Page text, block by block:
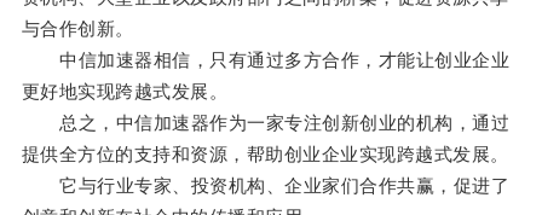
与合作创新。
中信加速器相信，只有通过多方合作，才能让创业企业
更好地实现跨越式发展。
总之，中信加速器作为一家专注创新创业的机构，通过
提供全方位的支持和资源，帮助创业企业实现跨越式发展。
它与行业专家、投资机构、企业家们合作共赢，促进了